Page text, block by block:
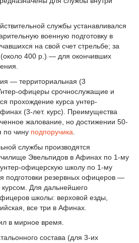
службы устанавливался
военную подготовку в
на свой счет стрельбе; за
(около 400 р.) — для окончивших
— территориальная (3
офицеры срочнослужащие и
прохождение курса унтер-
(3-лет. курс). Преимущества
жалование, но достижении 50-
по чину подпоручика
службы производятся
Эвельпидов в Афинах по 1-му
унтер-офицерскую школу по 1-му
подготовки резервных офицеров —
Для дальнейшего
школы: верховой езды,
все три в Афинах.
в мирное время.
состава (для 3-их